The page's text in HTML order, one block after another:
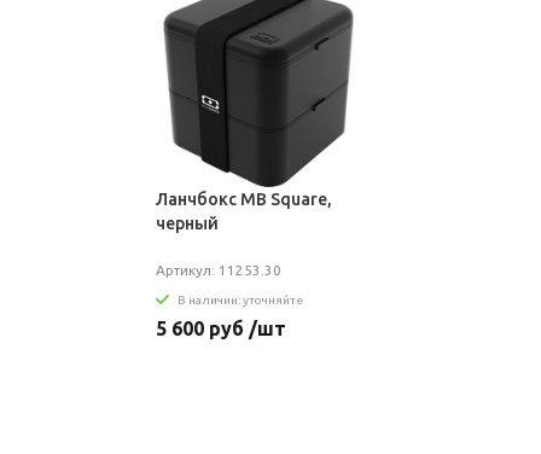
Ланчбокс MB Square,
черный
Артикул: 11253.30
В наличии: уточняйте
5 600 руб /шт